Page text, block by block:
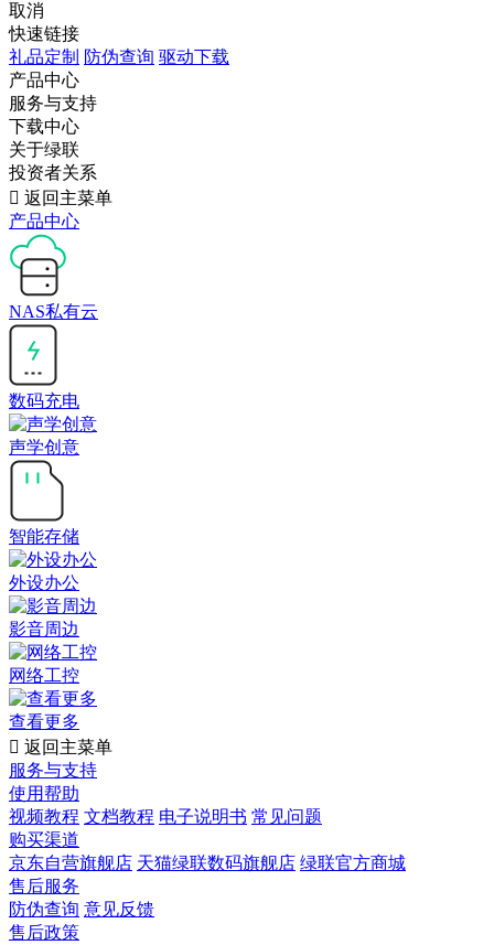
取消
快速链接
礼品定制 防伪查询 驱动下载
产品中心
服务与支持
下载中心
关于绿联
投资者关系
 返回主菜单
产品中心
NAS私有云
数码充电
声学创意
智能存储
外设办公
影音周边
网络工控
查看更多
 返回主菜单
服务与支持
使用帮助
视频教程 文档教程 电子说明书 常见问题
购买渠道
京东自营旗舰店 天猫绿联数码旗舰店 绿联官方商城
售后服务
防伪查询 意见反馈
售后政策